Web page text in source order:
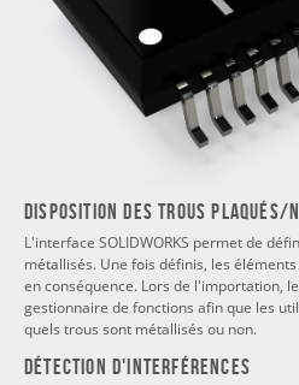
Disposition des trous plaqués/
L'interface SOLIDWORKS permet de
métallisés. Une fois définis, les éléments
en conséquence. Lors de l'importation,
gestionnaire de fonctions afin que les
quels trous sont métallisés ou non.
Détection d'interférences